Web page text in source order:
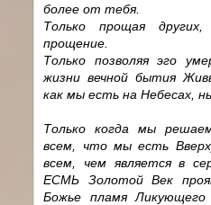
более от тебя.
Только прощая
прощение.
Только позволяя эго
жизни вечной бытия
как мы есть на Небесах,
Только когда мы
всем, что мы есть
всем, чем является в
ЕСМЬ Золотой Век
Божье пламя